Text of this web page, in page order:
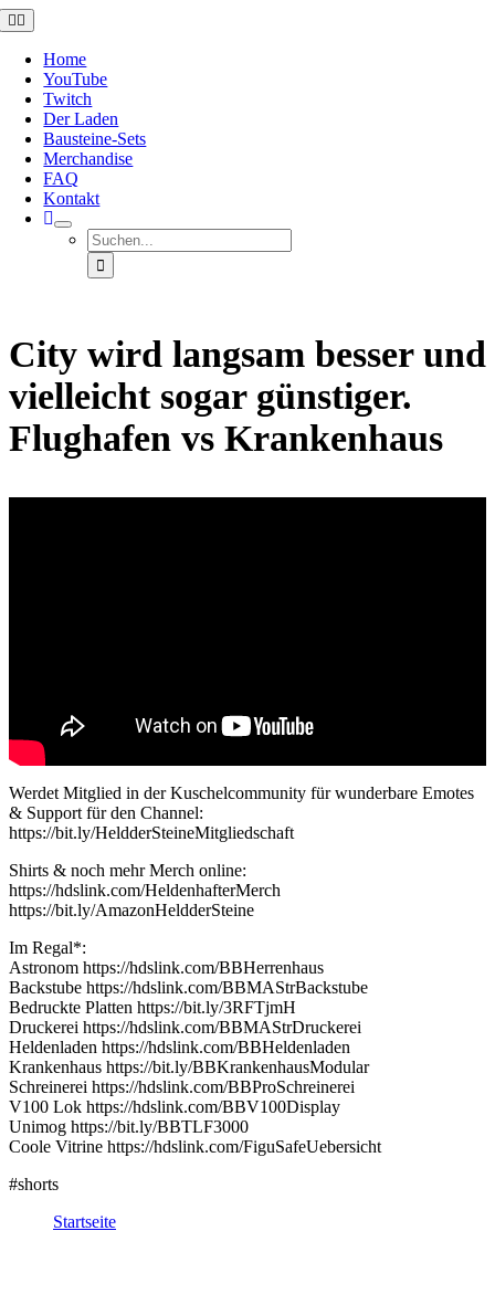
Zum
Inhalt
springen
Toggle
Navigation
Home
YouTube
Twitch
Der Laden
Bausteine-Sets
Merchandise
FAQ
Kontakt
Suche
nach:
City wird langsam besser und
vielleicht sogar günstiger.
Flughafen vs Krankenhaus
Werdet Mitglied in der Kuschelcommunity für wunderbare Emotes
& Support für den Channel:
https://bit.ly/HeldderSteineMitgliedschaft
Shirts & noch mehr Merch online:
https://hdslink.com/HeldenhafterMerch
https://bit.ly/AmazonHeldderSteine
Im Regal*:
Astronom https://hdslink.com/BBHerrenhaus
Backstube https://hdslink.com/BBMAStrBackstube
Bedruckte Platten https://bit.ly/3RFTjmH
Druckerei https://hdslink.com/BBMAStrDruckerei
Heldenladen https://hdslink.com/BBHeldenladen
Krankenhaus https://bit.ly/BBKrankenhausModular
Schreinerei https://hdslink.com/BBProSchreinerei
V100 Lok https://hdslink.com/BBV100Display
Unimog https://bit.ly/BBTLF3000
Coole Vitrine https://hdslink.com/FiguSafeUebersicht
#shorts
Startseite